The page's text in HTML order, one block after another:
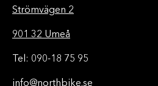
Strömvägen 2
901 32 Umeå
Tel: 090-18 75 95
info@northbike.se